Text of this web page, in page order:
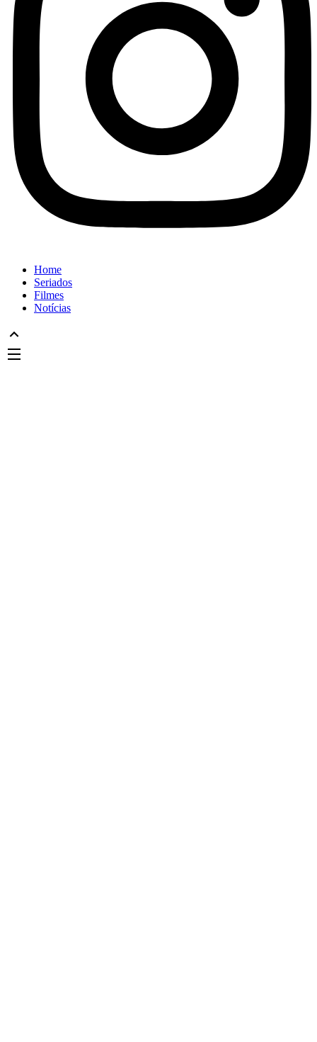
Home
Seriados
Filmes
Notícias